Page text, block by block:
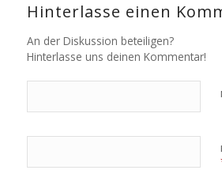
Hinterlasse einen
An der Diskussion beteiligen?
Hinterlasse uns deinen Kommentar!